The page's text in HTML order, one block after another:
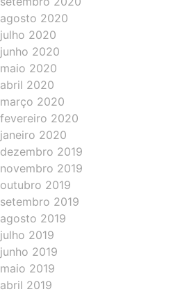
agosto 2020
julho 2020
junho 2020
maio 2020
abril 2020
março 2020
fevereiro 2020
janeiro 2020
dezembro 2019
novembro 2019
outubro 2019
setembro 2019
agosto 2019
julho 2019
junho 2019
maio 2019
abril 2019